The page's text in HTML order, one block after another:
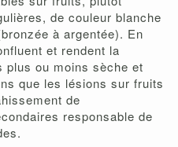
de couleur blanche
à argentée). En
et rendent la
plus ou moins sèche et
que les lésions sur fruits
de
responsable de